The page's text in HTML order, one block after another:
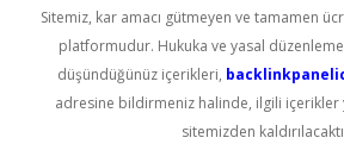
Sitemiz, kar amacı gütmeyen ve tamamen
platformudur. Hukuka ve yasal
düşündüğünüz içerikleri,
adresine bildirmeniz halinde, ilgili içerikler
sitemizden